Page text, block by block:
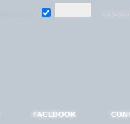
FACEBOOK